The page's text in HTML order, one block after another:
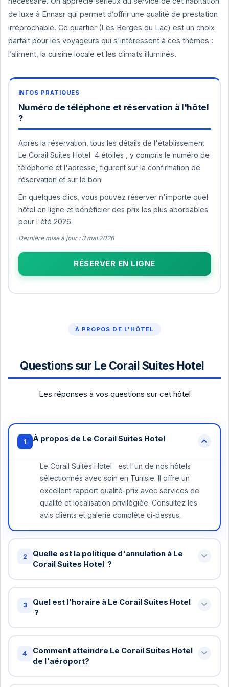
de luxe à Ennasr qui permet d’offrir une qualité de prestation
irréprochable. Ce quartier (Les Berges du Lac) est un choix
parfait pour les voyageurs qui s'intéressent à ces thèmes :
l’aliment, la cuisine locale et les climats illuminés.
Numéro de téléphone et réservation à l'hôtel
?
Après la réservation, tous les détails de l'établissement
Le Corail Suites Hotel 4 étoiles , y compris le numéro de
téléphone et l'adresse, figurent sur la confirmation de
réservation et sur le bon.
En quelques clics, vous pouvez réserver n'importe quel
hôtel en ligne et bénéficier des prix les plus abordables
pour l'été 2026.
Dernière mise à jour : 3 mai 2026
RÉSERVER EN LIGNE
À PROPOS DE L'HÔTEL
Questions sur Le Corail Suites Hotel
Les réponses à vos questions sur cet hôtel
1 À propos de Le Corail Suites Hotel
Le Corail Suites Hotel est l'un de nos hôtels
sélectionnés avec soin en Tunisie. Il offre un
excellent rapport qualité-prix avec services de
qualité et localisation privilégiée. Consultez les
avis clients et galerie complète ci-dessus.
2
Quelle est la politique d'annulation à Le
Corail Suites Hotel ?
Annulation gratuite jusqu'à 48 heures avant votre
arrivée à Le Corail Suites Hotel . Au-delà, une nuit
réservation.
3
Quel est l'horaire à Le Corail Suites Hotel
?
Check-in standard: 15h / Check-out standard: 11h
chez Le Corail Suites Hotel . Vous pouvez
demander un check-in anticipé ou late checkout
cela gratuitement si possible.
4
Comment atteindre Le Corail Suites Hotel
de l'aéroport?
Oui! Pour les réservations de 5+ nuits à Le Corail